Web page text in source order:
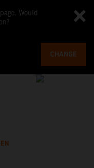
Would
CHANGE